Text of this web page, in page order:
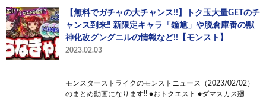
【無料でガチャの大チャンス!!】トク玉大量GETのチ
ャンス到来‼︎ 新限定キャラ「鐘馗」や脱倉庫番の獣
神化改グングニルの情報など!!【モンスト】
2023.02.03
モンスターストライクのモンストニュース（2023/02/02）
のまとめ動画になります!! ●おトクエスト ●ダマスカス廻